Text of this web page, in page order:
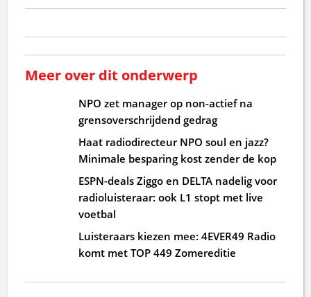
Meer over dit onderwerp
NPO zet manager op non-actief na
grensoverschrijdend gedrag
Haat radiodirecteur NPO soul en jazz?
Minimale besparing kost zender de kop
ESPN-deals Ziggo en DELTA nadelig voor
radioluisteraar: ook L1 stopt met live
voetbal
Luisteraars kiezen mee: 4EVER49 Radio
komt met TOP 449 Zomereditie